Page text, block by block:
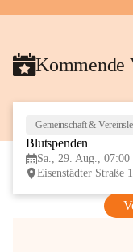
Kommende
Gemeinschaft &
Blutspenden
Sa., 29. Aug.,